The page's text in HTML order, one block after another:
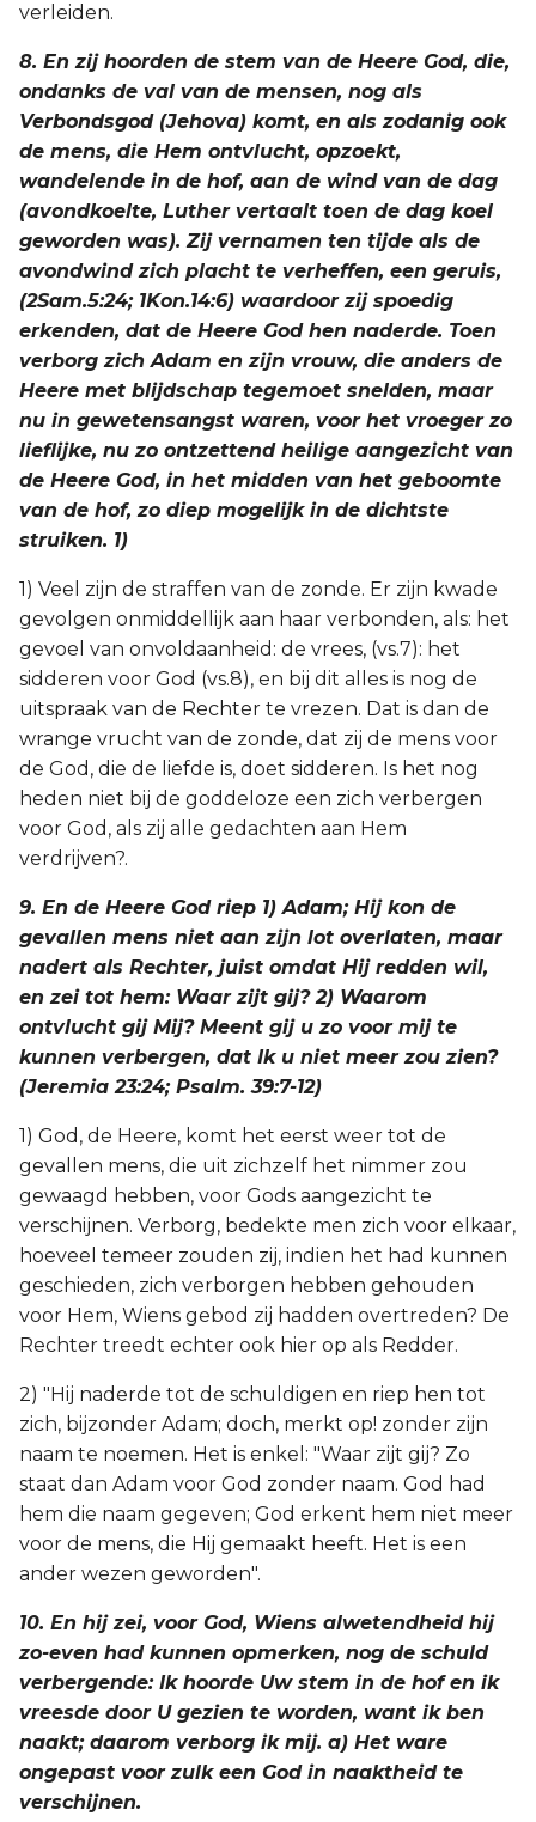
verleiden.
8. En zij hoorden de stem van de Heere God, die,
ondanks de val van de mensen, nog als
Verbondsgod (Jehova) komt, en als zodanig ook
de mens, die Hem ontvlucht, opzoekt,
wandelende in de hof, aan de wind van de dag
(avondkoelte, Luther vertaalt toen de dag koel
geworden was). Zij vernamen ten tijde als de
avondwind zich placht te verheffen, een geruis,
(2Sam.5:24; 1Kon.14:6) waardoor zij spoedig
erkenden, dat de Heere God hen naderde. Toen
verborg zich Adam en zijn vrouw, die anders de
Heere met blijdschap tegemoet snelden, maar
nu in gewetensangst waren, voor het vroeger zo
lieflijke, nu zo ontzettend heilige aangezicht van
de Heere God, in het midden van het geboomte
van de hof, zo diep mogelijk in de dichtste
struiken. 1)
1) Veel zijn de straffen van de zonde. Er zijn kwade
gevolgen onmiddellijk aan haar verbonden, als: het
gevoel van onvoldaanheid: de vrees, (vs.7): het
sidderen voor God (vs.8), en bij dit alles is nog de
uitspraak van de Rechter te vrezen. Dat is dan de
wrange vrucht van de zonde, dat zij de mens voor
de God, die de liefde is, doet sidderen. Is het nog
heden niet bij de goddeloze een zich verbergen
voor God, als zij alle gedachten aan Hem
verdrijven?.
9. En de Heere God riep 1) Adam; Hij kon de
gevallen mens niet aan zijn lot overlaten, maar
nadert als Rechter, juist omdat Hij redden wil,
en zei tot hem: Waar zijt gij? 2) Waarom
ontvlucht gij Mij? Meent gij u zo voor mij te
kunnen verbergen, dat Ik u niet meer zou zien?
(Jeremia 23:24; Psalm. 39:7-12)
1) God, de Heere, komt het eerst weer tot de
gevallen mens, die uit zichzelf het nimmer zou
gewaagd hebben, voor Gods aangezicht te
verschijnen. Verborg, bedekte men zich voor elkaar,
hoeveel temeer zouden zij, indien het had kunnen
geschieden, zich verborgen hebben gehouden
voor Hem, Wiens gebod zij hadden overtreden? De
Rechter treedt echter ook hier op als Redder.
2) "Hij naderde tot de schuldigen en riep hen tot
zich, bijzonder Adam; doch, merkt op! zonder zijn
naam te noemen. Het is enkel: "Waar zijt gij? Zo
staat dan Adam voor God zonder naam. God had
hem die naam gegeven; God erkent hem niet meer
voor de mens, die Hij gemaakt heeft. Het is een
ander wezen geworden".
10. En hij zei, voor God, Wiens alwetendheid hij
zo-even had kunnen opmerken, nog de schuld
verbergende: Ik hoorde Uw stem in de hof en ik
vreesde door U gezien te worden, want ik ben
naakt; daarom verborg ik mij. a) Het ware
ongepast voor zulk een God in naaktheid te
verschijnen.